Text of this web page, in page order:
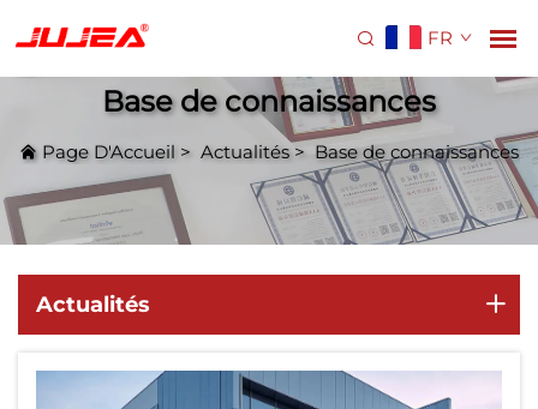
FR
Base de connaissances
Page D'Accueil > Actualités> Base de connaissances
Actualités